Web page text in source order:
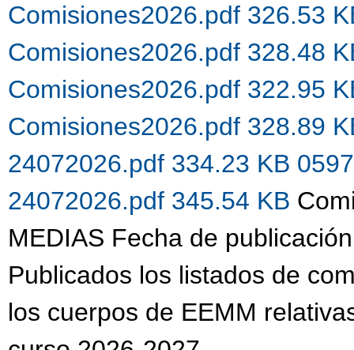
Comisiones2026.pdf 326.53
Comisiones2026.pdf 328.48
Comisiones2026.pdf 322.95
Comisiones2026.pdf 328.89
24072026.pdf 334.23 KB
24072026.pdf 345.54 KB
MEDIAS Fecha de
Publicados los listados de
los cuerpos de EEMM